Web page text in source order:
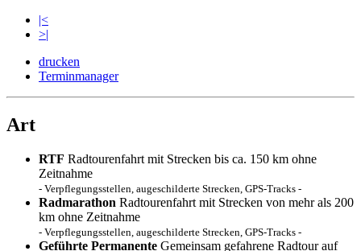
|<
>|
drucken
Terminmanager
Art
RTF Radtourenfahrt mit Strecken bis ca. 150 km ohne
Zeitnahme
- Verpflegungsstellen, augeschilderte Strecken, GPS-Tracks -
Radmarathon Radtourenfahrt mit Strecken von mehr als 200
km ohne Zeitnahme
- Verpflegungsstellen, augeschilderte Strecken, GPS-Tracks -
Geführte Permanente Gemeinsam gefahrene Radtour auf